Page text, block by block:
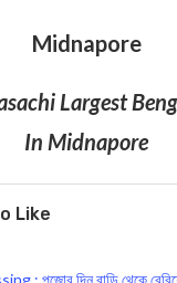
Midnapore
Largest
In Midnapore
Like